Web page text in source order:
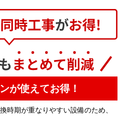
が使えてお得！
時期が重なりやすい設備のため、